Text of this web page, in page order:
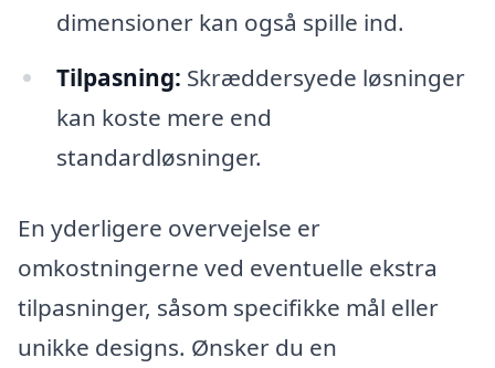
dimensioner kan også spille ind.
Tilpasning: Skræddersyede løsninger
kan koste mere end
standardløsninger.
En yderligere overvejelse er
omkostningerne ved eventuelle ekstra
tilpasninger, såsom specifikke mål eller
unikke designs. Ønsker du en